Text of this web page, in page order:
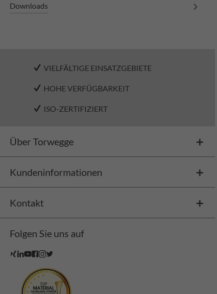
Downloads
VIELFÄLTIGE EINSATZGEBIETE
HOHE VERFÜGBARKEIT
ISO-ZERTIFIZIERT
Über Torwegge
Kundeninformationen
Kontakt
Folgen Sie uns auf